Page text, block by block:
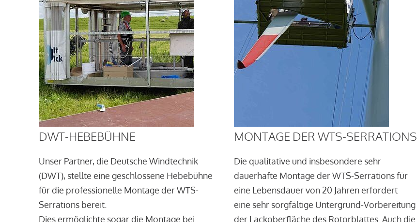
DWT-HEBEBÜHNE
Unser Partner, die Deutsche Windtechnik
(DWT), stellte eine geschlossene Hebebühne
für die professionelle Montage der WTS-
Serrations bereit.
Dies ermöglichte sogar die Montage bei
MONTAGE DER WTS-SERRATIONS
Die qualitative und insbesondere sehr
dauerhafte Montage der WTS-Serrations für
eine Lebensdauer von 20 Jahren erfordert
eine sehr sorgfältige Untergrund-Vorbereitung
der Lackoberfläche des Rotorblattes. Auch die